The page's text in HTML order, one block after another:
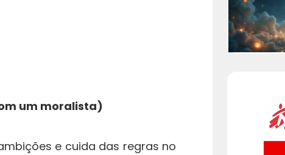
um moralista)
e cuida das regras no